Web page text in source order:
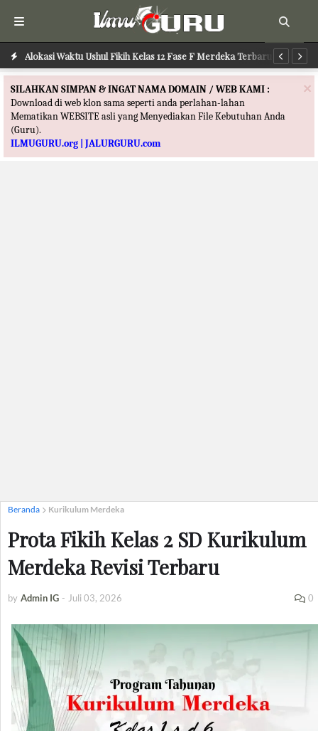
Alokasi Waktu Ushul Fikih Kelas 12 Fase F Merdeka Terbaru
Alokasi Waktu Ilmu Tafsir Kelas 12 Fase F Merdeka Terbaru
×
SILAHKAN SIMPAN & INGAT NAMA DOMAIN / WEB KAMI :
Download di web klon sama seperti anda perlahan-lahan
Mematikan WEBSITE asli yang Menyediakan File Kebutuhan Anda
(Guru).
ILMUGURU.org | JALURGURU.com
Beranda Kurikulum Merdeka
Prota Fikih Kelas 2 SD Kurikulum
Merdeka Revisi Terbaru
by Admin IG - Juli 03, 2026 0